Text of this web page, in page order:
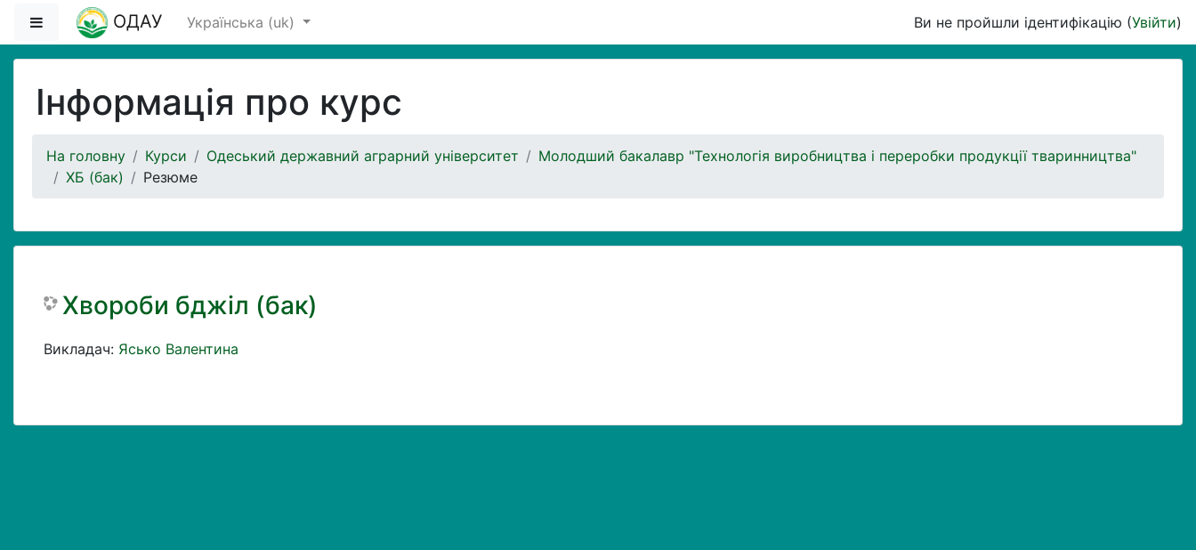
Перейти до головного вмісту
Бокова панель
ОДАУ Українська ‎(uk)‎ Ви не пройшли ідентифікацію (Увійти)
Інформація про курс
На головну Курси Одеський державний аграрний університет
Молодший бакалавр "Технологія виробництва і переробки продукції тваринництва"
ХБ (бак)
Резюме
Хвороби бджіл (бак)
Викладач: Ясько Валентина